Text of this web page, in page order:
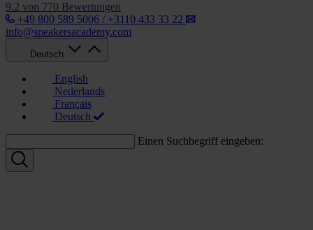
9.2 von 770 Bewertungen
+49 800 589 5006 / +3110 433 33 22
info@speakersacademy.com
Deutsch
English
Nederlands
Français
Deutsch
Einen Suchbegriff eingeben: